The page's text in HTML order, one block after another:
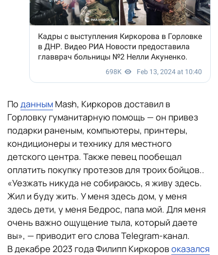
По данным Mash, Киркоров доставил в
Горловку гуманитарную помощь — он привез
подарки раненым, компьютеры, принтеры,
кондиционеры и технику для местного
детского центра. Также певец пообещал
оплатить покупку протезов для троих бойцов..
«Уезжать никуда не собираюсь, я живу здесь.
Жил и буду жить. У меня здесь дом, у меня
здесь дети, у меня Бедрос, папа мой. Для меня
очень важно ощущение тыла, который даете
вы», — приводит его слова Telegram-канал.
В декабре 2023 года Филипп Киркоров оказался